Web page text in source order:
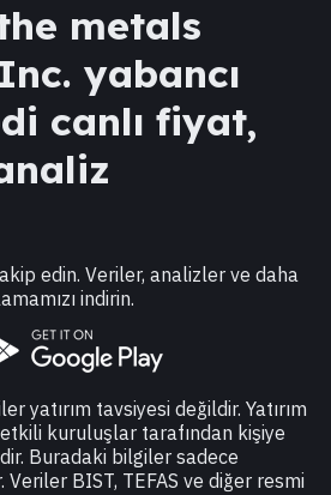
metals
yabancı
canlı fiyat,
edin. Veriler, analizler ve daha
indirin.
yatırım tavsiyesi değildir. Yatırım
kuruluşlar tarafından kişiye
Buradaki bilgiler sadece
Veriler BIST, TEFAS ve diğer resmi